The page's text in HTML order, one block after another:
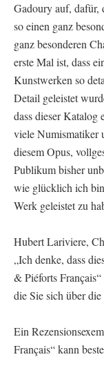
Gadoury auf, dafür,
so einen ganz
ganz besonderen
erste Mal ist, dass
Kunstwerken so
Detail geleistet
dass dieser Katalog
viele Numismatiker
diesem Opus,
Publikum bisher
wie glücklich ich
Werk geleistet zu
Hubert Lariviere,
„Ich denke, dass
& Piéforts
die Sie sich über
Ein
Français“ kann